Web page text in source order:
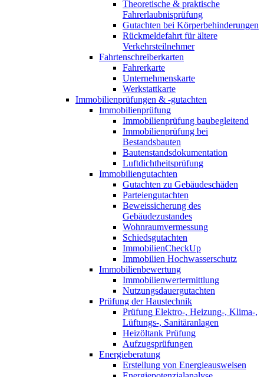
Theoretische & praktische
Fahrerlaubnisprüfung
Gutachten bei Körperbehinderungen
Rückmeldefahrt für ältere
Verkehrsteilnehmer
Fahrtenschreiberkarten
Fahrerkarte
Unternehmenskarte
Werkstattkarte
Immobilienprüfungen & -gutachten
Immobilienprüfung
Immobilienprüfung baubegleitend
Immobilienprüfung bei
Bestandsbauten
Bautenstandsdokumentation
Luftdichtheitsprüfung
Immobiliengutachten
Gutachten zu Gebäudeschäden
Parteiengutachten
Beweissicherung des
Gebäudezustandes
Wohnraumvermessung
Schiedsgutachten
ImmobilienCheckUp
Immobilien Hochwasserschutz
Immobilienbewertung
Immobilienwertermittlung
Nutzungsdauergutachten
Prüfung der Haustechnik
Prüfung Elektro-, Heizung-, Klima-,
Lüftungs-, Sanitäranlagen
Heizöltank Prüfung
Aufzugsprüfungen
Energieberatung
Erstellung von Energieausweisen